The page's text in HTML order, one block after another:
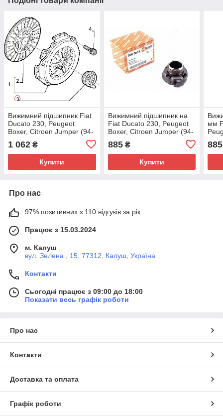
Вижимний підшипник Fiat
Ducato 230, Peugeot
Boxer, Citroen Jumper (94-
02) 1.9D/TD, 2.0i, 2.5/2.8D
R15, Blue Print, Німеччина
1 062 ₴
Купити
Вижимний підшипник на
Fiat Ducato 230, Peugeot
Boxer, Citroen Jumper (94-
9635222580, 204169
885₴
Купити
мм
885
Про нас
97% позитивних з 110 відгуків за рік
Працює з 15.03.2024
м. Калуш
вул. Зелена , 15, 77312, Калуш, Україна
Контакти
Сьогодні працює з 09:00 до 18:00
Показати весь графік роботи
Про нас
Контакти
Доставка та оплата
Графік роботи